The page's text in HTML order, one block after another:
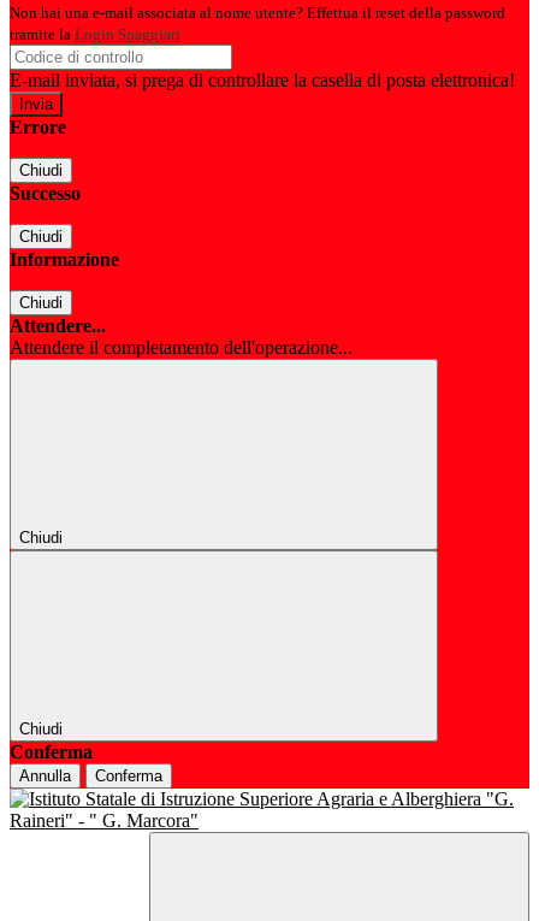
Non hai una e-mail associata al nome utente? Effettua il reset della password
tramite la Login Spaggiari
E-mail inviata, si prega di controllare la casella di posta elettronica!
Errore
Chiudi
Successo
Chiudi
Informazione
Chiudi
Attendere...
Attendere il completamento dell'operazione...
Chiudi
Chiudi
Conferma
Annulla Conferma